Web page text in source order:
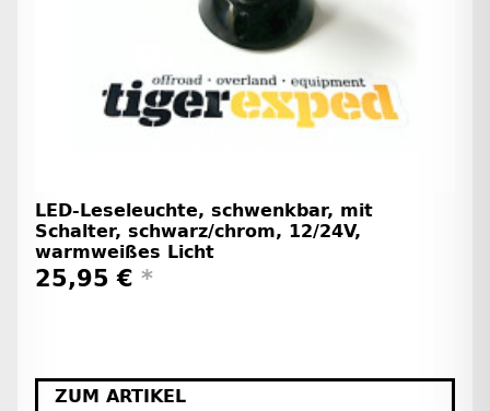
LED-Leseleuchte, schwenkbar, mit
Schalter, schwarz/chrom, 12/24V,
warmweißes Licht
25,95 € *
ZUM ARTIKEL